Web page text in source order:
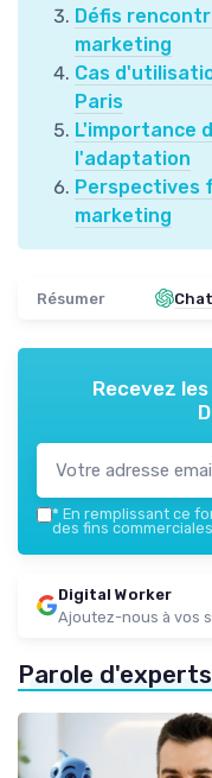
Défis
marketing
Cas
Paris
L'importance
l'adaptation
Perspectives
marketing
Résumer
Recevez
* En remplissant ce
des fins
Digital Worker
Ajoutez-nous à vos
Parole d'experts